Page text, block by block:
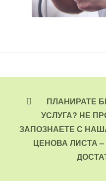
ПЛАНИРАТЕ
УСЛУГА? НЕ
ЗАПОЗНАЕТЕ С
ЦЕНОВА ЛИСТА